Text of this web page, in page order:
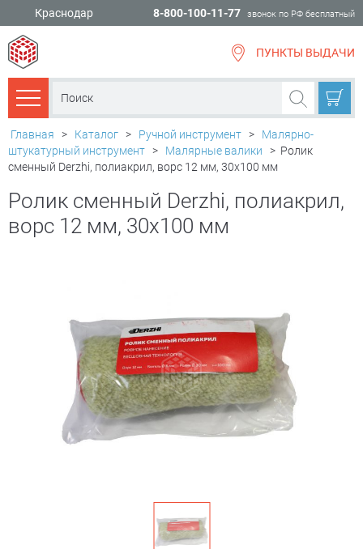
Краснодар 8-800-100-11-77 звонок по РФ бесплатный
ПУНКТЫ ВЫДАЧИ
Каталог товаров
Главная > Каталог > Ручной инструмент >
Малярно-
штукатурный инструмент > Малярные валики > Ролик
сменный Derzhi, полиакрил, ворс 12 мм, 30х100 мм
Ролик сменный Derzhi, полиакрил,
ворс 12 мм, 30х100 мм